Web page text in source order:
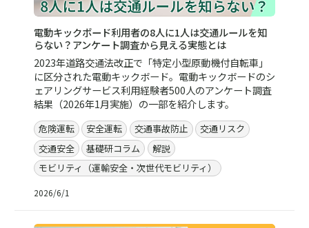
電動キックボード利用者の8人に1人は交通ルールを知
らない？アンケート調査から見える実態とは
2023年道路交通法改正で「特定小型原動機付自転車」
に区分された電動キックボード。電動キックボードのシ
ェアリングサービス利用経験者500人のアンケート調査
結果（2026年1月実施）の一部を紹介します。
危険運転 安全運転 交通事故防止
交通リスク
交通安全
基礎研コラム
解説
モビリティ（運輸安全・次世代モビリティ）
2026/6/1